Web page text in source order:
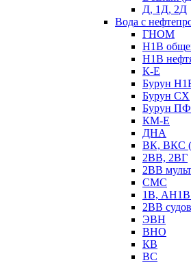
Д, 1Д, 2Д
Вода с
ГНОМ
Н1В
Н1В
К-Е
Бурун
Бурун СХ
Бурун ПФ
КМ-Е
ДНА
ВК, ВКС
2ВВ, 2ВГ
2ВВ
СМС
1В, АН1В
2ВВ
ЭВН
ВНО
КВ
ВС